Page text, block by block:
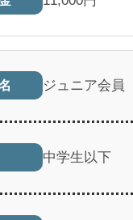
ジュニア会員
中学生以下